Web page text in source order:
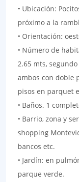
• Ubicación:
próximo a la
• Orientación:
• Número de
2.65 mts,
ambos con doble
pisos en parquet
• Baños. 1
• Barrio, zona y
shopping
bancos etc.
• Jardín: en
parque verde.